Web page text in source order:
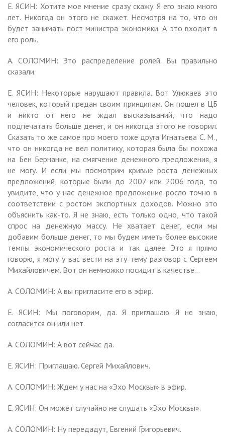
Е. ЯСИН: Хотите мое мнение сразу скажу. Я его знаю много
лет. Никогда он этого не скажет. Несмотря на то, что он
будет занимать пост министра экономики. А это входит в
его роль.
А. СОЛОМИН: Это распределение ролей. Вы правильно
сказали.
Е. ЯСИН: Некоторые нарушают правила. Вот Улюкаев это
человек, который предан своим принципам. Он пошел в ЦБ
и никто от него не ждал высказываний, что надо
подпечатать больше денег, и он никогда этого не говорил.
Сказать то же самое про моего тоже друга Игнатьева С. М.,
что он никогда не вел политику, которая была бы похожа
на Бен Бернанке, на смягчение денежного предложения, я
не могу. И если мы посмотрим кривые роста денежных
предложений, которые были до 2007 или 2006 года, то
увидите, что у нас денежное предложение росло точно в
соответствии с ростом экспортных доходов. Можно это
объяснить как-то. Я не знаю, есть только одно, что такой
спрос на денежную массу. Не хватает денег, если мы
добавим больше денег, то мы будем иметь более высокие
темпы экономического роста и так далее. Это я прямо
говорю, я могу у вас вести на эту тему разговор с Сергеем
Михайловичем. Вот он немножко посидит в качестве…
А. СОЛОМИН: А вы пригласите его в эфир.
Е. ЯСИН: Мы поговорим, да. Я приглашаю. Я не знаю,
согласится он или нет.
А. СОЛОМИН: А вот сейчас да.
Е. ЯСИН: Приглашаю. Сергей Михайлович.
А. СОЛОМИН: Ждем у нас на «Эхо Москвы» в эфир.
Е. ЯСИН: Он может случайно не слушать «Эхо Москвы».
А. СОЛОМИН: Ну передадут, Евгений Григорьевич.